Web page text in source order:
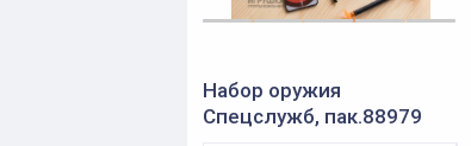
Набор оружия
Спецслужб, пак.88979